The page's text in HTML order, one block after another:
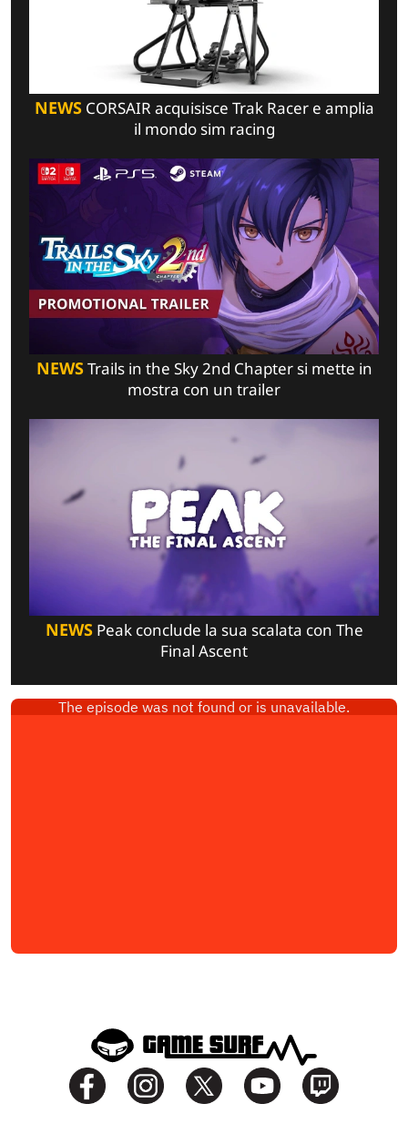
NEWSCORSAIR acquisisce Trak Racer e amplia
il mondo sim racing
NEWSTrails in the Sky 2nd Chapter si mette in
mostra con un trailer
NEWSPeak conclude la sua scalata con The
Final Ascent